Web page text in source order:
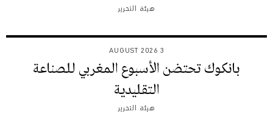
هيئة التحرير
3 AUGUST 2026
بانكوك تحتضن الأسبوع المغربي للصناعة
التقليدية
هيئة التحرير